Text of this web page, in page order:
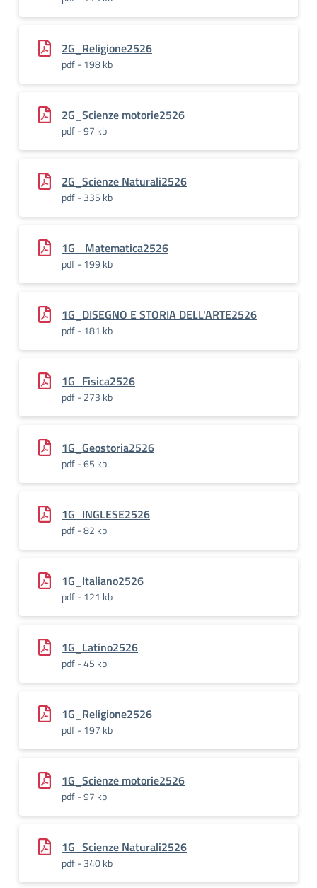
2G_Religione2526
pdf - 198 kb
2G_Scienze motorie2526
pdf - 97 kb
2G_Scienze Naturali2526
pdf - 335 kb
1G_ Matematica2526
pdf - 199 kb
1G_DISEGNO E STORIA DELL'ARTE2526
pdf - 181 kb
1G_Fisica2526
pdf - 273 kb
1G_Geostoria2526
pdf - 65 kb
1G_INGLESE2526
pdf - 82 kb
1G_Italiano2526
pdf - 121 kb
1G_Latino2526
pdf - 45 kb
1G_Religione2526
pdf - 197 kb
1G_Scienze motorie2526
pdf - 97 kb
1G_Scienze Naturali2526
pdf - 340 kb